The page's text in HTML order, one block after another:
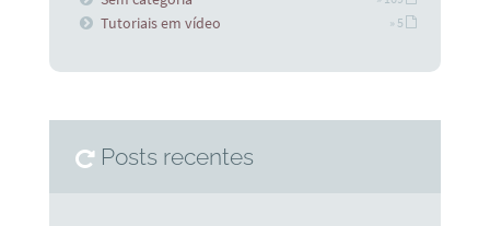
Tutoriais em vídeo » 5
Posts recentes